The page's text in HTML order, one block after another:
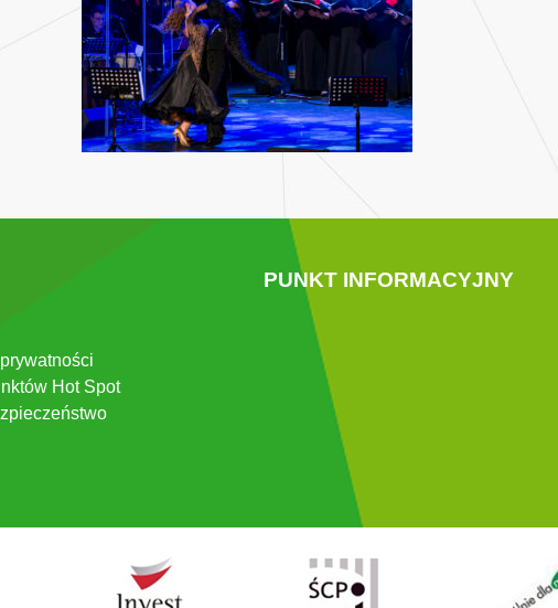
Hot Spot
PUNKT INFORMACYJNY